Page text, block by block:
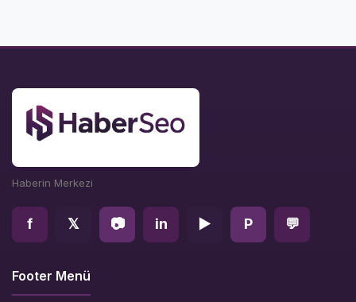
Haberin Merkezi
f 𝕏 📷 in ▶ P 💬
Footer Menü